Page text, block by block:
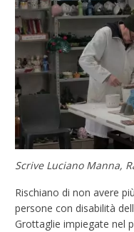
Scrive Luciano Manna,
Rischiano di non avere
persone con disabilità
Grottaglie impiegate nel